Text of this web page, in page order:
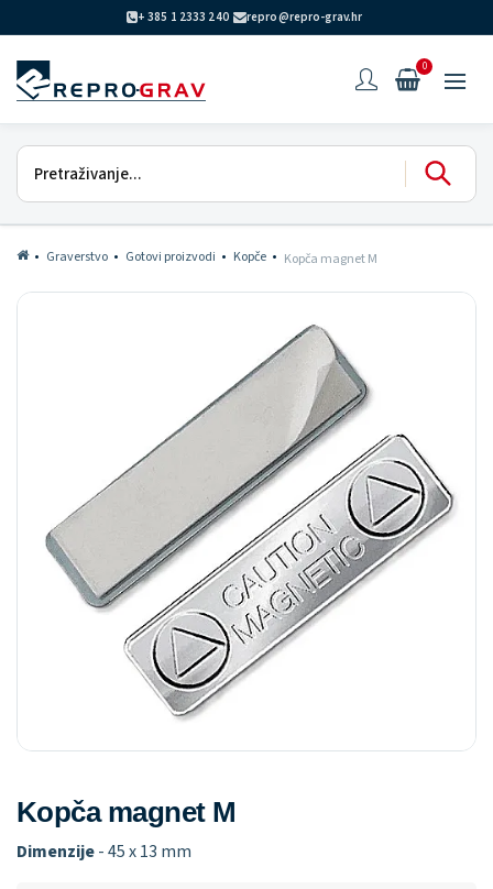
+ 385 1 2333 240 repro@repro-grav.hr
0
Graverstvo Gotovi proizvodi Kopče Kopča magnet M
Kopča magnet M
Dimenzije- 45 x 13 mm